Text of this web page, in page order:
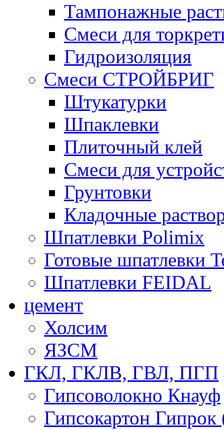
Тампонажные
Смеси для
Гидроизоляция
Смеси СТРОЙБРИГ
Штукатурки
Шпаклевки
Плиточный клей
Смеси для
Грунтовки
Кладочные
Шпатлевки Polimix
Готовые шпатлевки
Шпатлевки FEIDAL
цемент
Холсим
ЯЗCМ
ГКЛ, ГКЛВ, ГВЛ, ПГП
Гипсоволокно Кнауф
Гипсокартон Гипрок